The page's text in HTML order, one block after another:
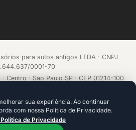
para autos antigos LTDA · CNPJ
0001-70
Centro · São Paulo SP · CEP 01214-100
porecommerce.CAMP
com IA que aprende a cada venda.
sua experiência. Ao continuar
com nossa Política de Privacidade.
de Privacidade